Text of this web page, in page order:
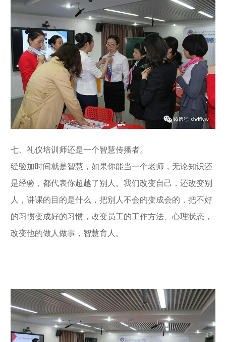
七、礼仪培训师还是一个智慧传播者。
经验加时间就是智慧，如果你能当一个老师，无论知识还
是经验，都代表你超越了别人。我们改变自己，还改变别
人，讲课的目的是什么，把别人不会的变成会的，把不好
的习惯变成好的习惯，改变员工的工作方法、心理状态，
改变他的做人做事，智慧育人。